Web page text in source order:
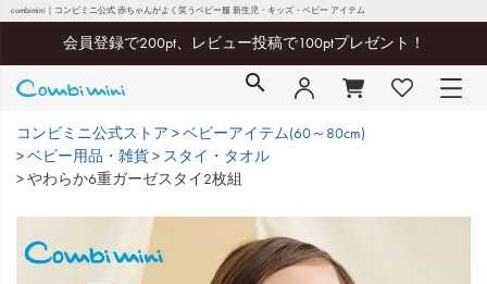
combimini｜コンビミニ公式 赤ちゃんがよく笑うベビー服 新生児・キッズ・ベビー アイテム
会員登録で200pt、レビュー投稿で100ptプレゼント！
コンビミニ公式ストア
ベビーアイテム(60～80cm)
ベビー用品・雑貨
スタイ・タオル
やわらか6重ガーゼスタイ2枚組